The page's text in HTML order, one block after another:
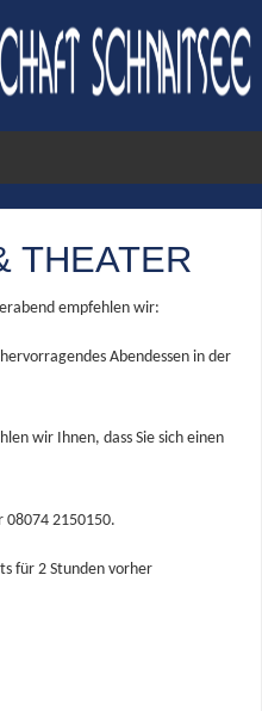
THEATER
empfehlen wir:
Abendessen in der
wir Ihnen, dass Sie sich einen
08074 2150150.
für 2 Stunden vorher